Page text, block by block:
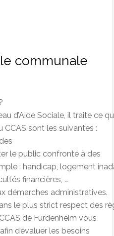
communale
d’Aide Sociale, il traite ce
CCAS sont les suivantes :
le public confronté à des
: handicap, logement
financières, …
démarches administratives.
le plus strict respect des
de Furdenheim vous
d’évaluer les besoins